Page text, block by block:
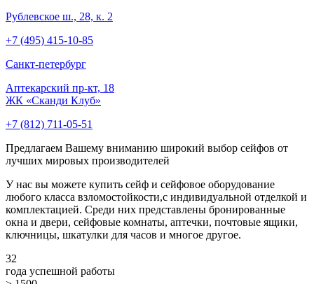
Рублевское ш., 28, к. 2
+7 (495) 415-10-85
Cанкт-петербург
Аптекарский пр-кт, 18
ЖК «Сканди Клуб»
+7 (812) 711-05-51
Предлагаем Вашему вниманию широкий выбор сейфов от
лучших мировых производителей
У нас вы можете купить сейф и сейфовое оборудование
любого класса взломостойкости,с индивидуальной отделкой и
комплектацией. Среди них представлены бронированные
окна и двери, сейфовые комнаты, аптечки, почтовые ящики,
ключницы, шкатулки для часов и многое другое.
32
года успешной работы